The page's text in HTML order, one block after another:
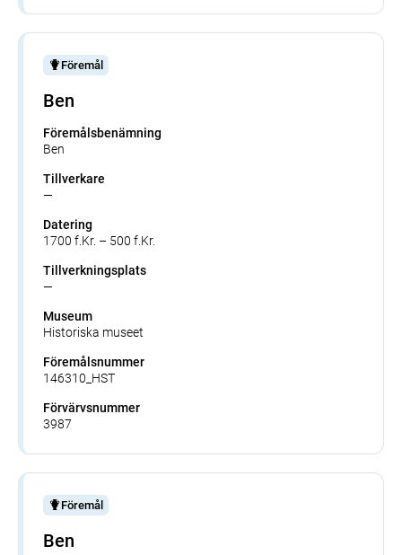
Föremål
Ben
Föremålsbenämning
Ben
Tillverkare
—
Datering
1700 f.Kr. – 500 f.Kr.
Tillverkningsplats
—
Museum
Historiska museet
Föremålsnummer
146310_HST
Förvärvsnummer
3987
Föremål
Ben